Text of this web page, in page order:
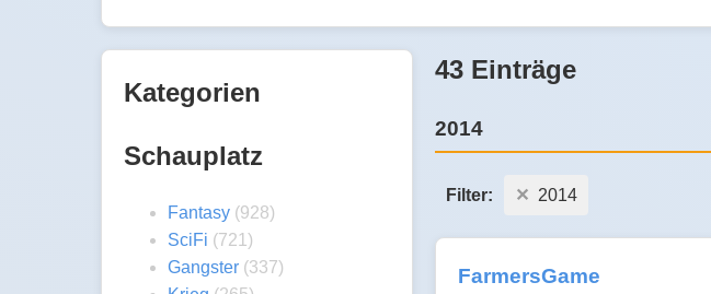
Kategorien
Schauplatz
Fantasy (928)
SciFi (721)
Gangster (337)
43 Einträge
2014
Filter: 2014
FarmersGame